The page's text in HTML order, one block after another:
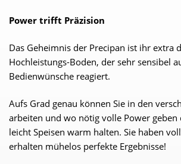
Power trifft Präzision
Das Geheimnis der Precipan ist ihr extra
Hochleistungs-Boden, der sehr sensibel
Bedienwünsche reagiert.
Aufs Grad genau können Sie in den
arbeiten und wo nötig volle Power geben
leicht Speisen warm halten. Sie haben
erhalten mühelos perfekte Ergebnisse!